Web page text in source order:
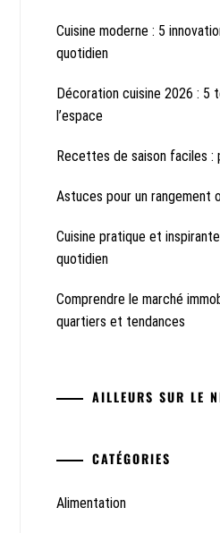
Cuisine moderne : 5
quotidien
Décoration cuisine 2026 : 5
l’espace
Recettes de saison faciles :
Astuces pour un rangement
Cuisine pratique et
quotidien
Comprendre le marché
quartiers et tendances
AILLEURS SUR LE
CATÉGORIES
Alimentation